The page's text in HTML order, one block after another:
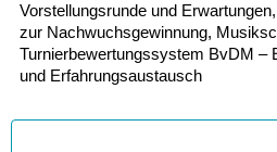
Vorstellungsrunde und
zur Nachwuchsgewinnung,
Turnierbewertungssystem BvDM –
und Erfahrungsaustausch